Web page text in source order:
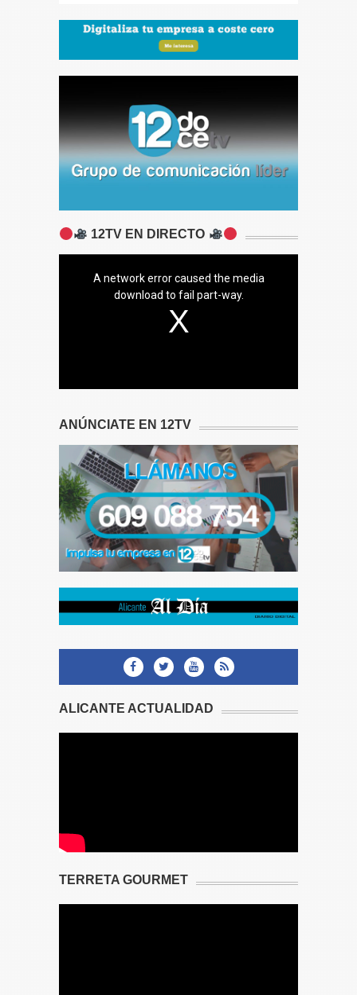
12TV EN DIRECTO
A network error caused the media
download to fail part-way.
ANÚNCIATE EN 12TV
ALICANTE ACTUALIDAD
TERRETA GOURMET